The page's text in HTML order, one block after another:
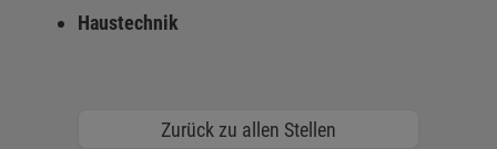
Haustechnik
Zurück zu allen Stellen